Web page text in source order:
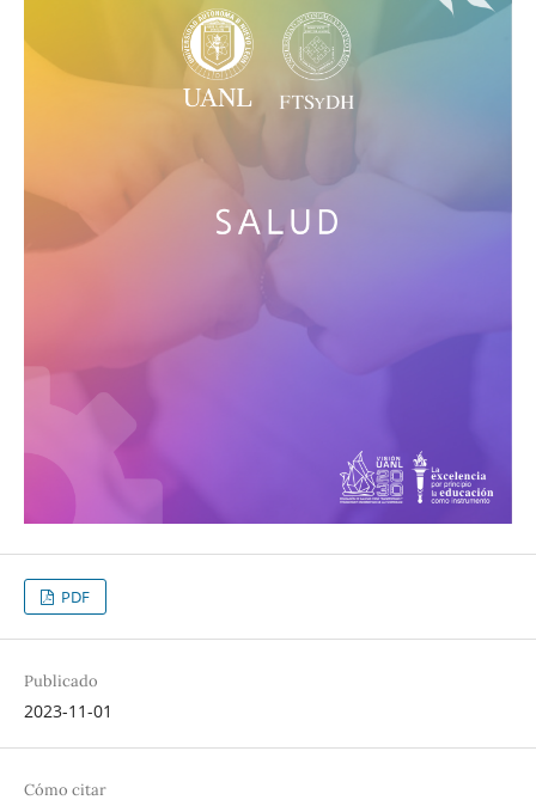
PDF
Publicado
2023-11-01
Cómo citar